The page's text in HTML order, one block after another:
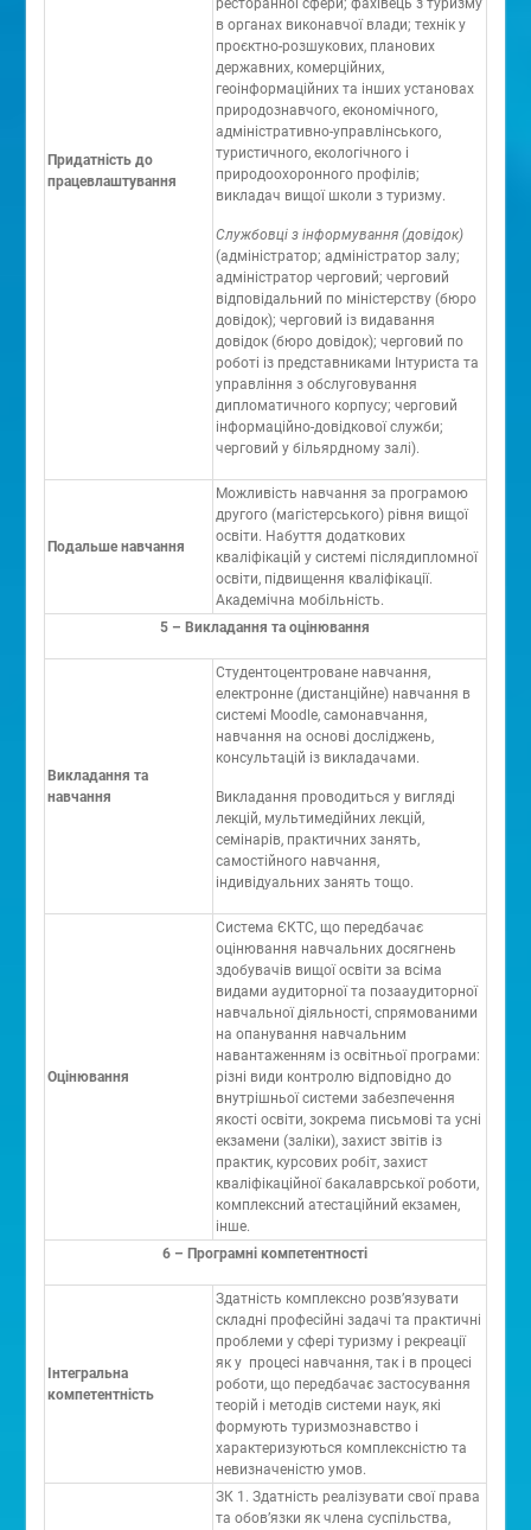
Придатність до
працевлаштування
ресторанної сфери; фахівець з туризму
в органах виконавчої влади; технік у
проєктно-розшукових, планових
державних, комерційних,
геоінформаційних та інших установах
природознавчого, економічного,
адміністративно-управлінського,
туристичного, екологічного і
природоохоронного профілів;
викладач вищої школи з туризму.
Службовці з інформування (довідок)
(адміністратор; адміністратор залу;
адміністратор черговий; черговий
відповідальний по міністерству (бюро
довідок); черговий із видавання
довідок (бюро довідок); черговий по
роботі із представниками Інтуриста та
управління з обслуговування
дипломатичного корпусу; черговий
інформаційно-довідкової служби;
черговий у більярдному залі).
Подальше навчання
Можливість навчання за програмою
другого (магістерського) рівня вищої
освіти. Набуття додаткових
кваліфікацій у системі післядипломної
освіти, підвищення кваліфікації.
Академічна мобільність.
5 – Викладання та оцінювання
Викладання та
навчання
Студентоцентроване навчання,
електронне (дистанційне) навчання в
системі Moodle, самонавчання,
навчання на основі досліджень,
консультацій із викладачами.
Викладання проводиться у вигляді
лекцій, мультимедійних лекцій,
семінарів, практичних занять,
самостійного навчання,
індивідуальних занять тощо.
Оцінювання
Система ЄКТС, що передбачає
оцінювання навчальних досягнень
здобувачів вищої освіти за всіма
видами аудиторної та позааудиторної
навчальної діяльності, спрямованими
на опанування навчальним
навантаженням із освітньої програми:
різні види контролю відповідно до
внутрішньої системи забезпечення
якості освіти, зокрема письмові та усні
екзамени (заліки), захист звітів із
практик, курсових робіт, захист
кваліфікаційної бакалаврської роботи,
комплексний атестаційний екзамен,
інше.
6 – Програмні компетентності
Інтегральна
компетентність
Здатність комплексно розв’язувати
складні професійні задачі та практичні
проблеми у сфері туризму і рекреації
як у процесі навчання, так і в процесі
роботи, що передбачає застосування
теорій і методів системи наук, які
формують туризмознавство і
характеризуються комплексністю та
невизначеністю умов.
ЗК 1. Здатність реалізувати свої права
та обов’язки як члена суспільства,